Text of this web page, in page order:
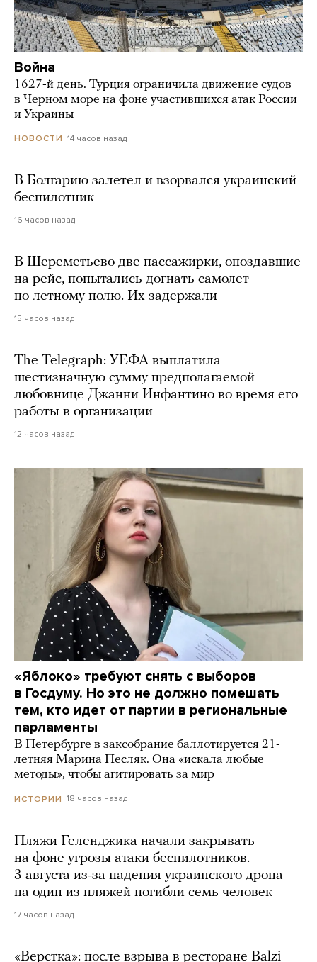
Война
1627-й день. Турция ограничила движение судов
в Черном море на фоне участившихся атак России
и Украины
НОВОСТИ 14 часов назад
В Болгарию залетел и взорвался украинский
беспилотник
16 часов назад
В Шереметьево две пассажирки, опоздавшие
на рейс, попытались догнать самолет
по летному полю. Их задержали
15 часов назад
The Telegraph: УЕФА выплатила
шестизначную сумму предполагаемой
любовнице Джанни Инфантино во время его
работы в организации
12 часов назад
«Яблоко» требуют снять с выборов
в Госдуму. Но это не должно помешать
тем, кто идет от партии в региональные
парламенты
В Петербурге в заксобрание баллотируется 21-
летняя Марина Песляк. Она «искала любые
методы», чтобы агитировать за мир
ИСТОРИИ 18 часов назад
Пляжи Геленджика начали закрывать
на фоне угрозы атаки беспилотников.
3 августа из-за падения украинского дрона
на один из пляжей погибли семь человек
17 часов назад
«Верстка»: после взрыва в ресторане Balzi